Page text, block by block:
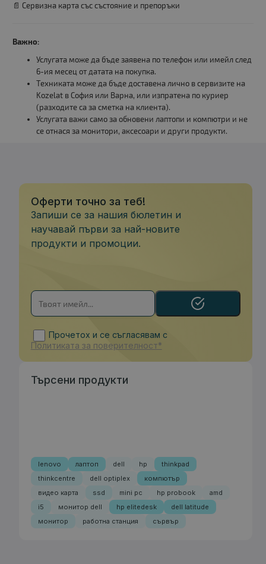
📄 Сервизна карта със състояние и препоръки
Важно:
Услугата може да бъде заявена по телефон или имейл след
6-ия месец от датата на покупка.
Техниката може да бъде доставена лично в сервизите на
Kozelat в София или Варна, или изпратена по куриер
(разходите са за сметка на клиента).
Услугата важи само за обновени лаптопи и компютри и не
се отнася за монитори, аксесоари и други продукти.
Оферти точно за теб!
Запиши се за нашия бюлетин и
научавай първи за най-новите
продукти и промоции.
Прочетох и се съгласявам с
Политиката за поверителност*
Търсени продукти
lenovo лаптоп dell hp
thinkpad
thinkcentre
dell optiplex
компютър
видео карта
ssd mini pc hp probook
amd
i5
монитор dell hp elitedesk
dell latitude
монитор
работна станция сървър